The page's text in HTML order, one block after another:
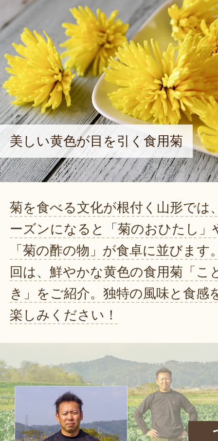
美しい黄色が目を引く食用菊
菊を食べる文化が根付く山形では
ーズンになると「菊のおひたし」
「菊の酢の物」が食卓に並びます
回は、鮮やかな黄色の食用菊「こ
き」をご紹介。独特の風味と食感
楽しみください！